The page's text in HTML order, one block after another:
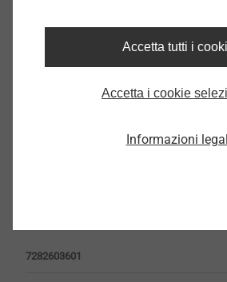
7282603601
Accetta tutti i
Accetta i cookie
Informazioni